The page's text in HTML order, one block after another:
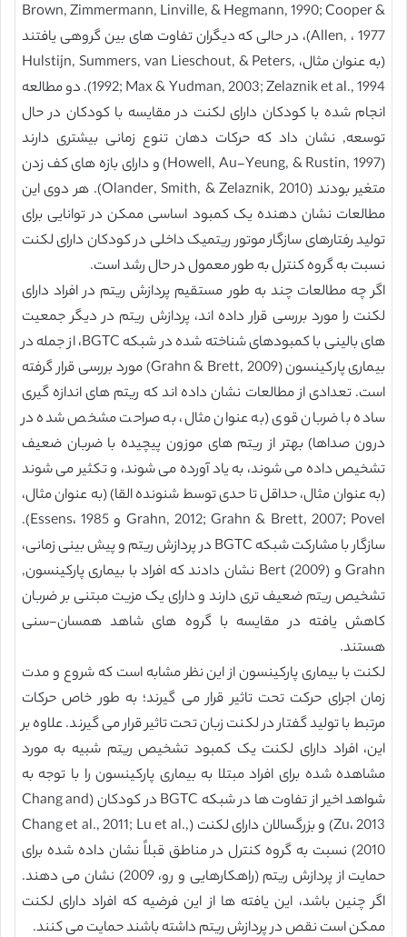
Brown, Zimmermann, Linville, & Hegmann, 1990; Cooper &
Allen, ، 1977)، در حالی که دیگران تفاوت های بین گروهی یافتند
(به عنوان مثال، Hulstijn, Summers, van Lieschout, & Peters,
1992; Max & Yudman, 2003; Zelaznik et al., 1994). دو مطالعه
انجام شده با کودکان دارای لکنت در مقایسه با کودکان در حال
توسعه, نشان داد که حرکات دهان تنوع زمانی بیشتری دارند
(Howell, Au-Yeung, & Rustin, 1997) و دارای بازه های کف زدن
متغیر بودند (Olander, Smith, & Zelaznik, 2010). هر دوی این
مطالعات نشان دهنده یک کمبود اساسی ممکن در توانایی برای
تولید رفتارهای سازگار موتور ریتمیک داخلی در کودکان دارای لکنت
نسبت به گروه کنترل به طور معمول در حال رشد است.
اگر چه مطالعات چند به طور مستقیم پردازش ریتم در افراد دارای
لکنت را مورد بررسی قرار داده اند، پردازش ریتم در دیگر جمعیت
های بالینی با کمبودهای شناخته شده در شبکه BGTC، از جمله در
بیماری پارکینسون (Grahn & Brett, 2009) مورد بررسی قرار گرفته
است. تعدادی از مطالعات نشان داده اند که ریتم های اندازه گیری
ساده با ضربان قوی (به عنوان مثال، به صراحت مشخص شده در
درون صداها) بهتر از ریتم های موزون پیچیده با ضربان ضعیف
تشخیص داده می شوند، به یاد آورده می شوند، و تکثیر می شوند
(به عنوان مثال، حداقل تا حدی توسط شنونده القا) (به عنوان مثال،
Grahn, 2012; Grahn & Brett, 2007; Povel و Essens، 1985).
سازگار با مشارکت شبکه BGTC در پردازش ریتم و پیش بینی زمانی،
Grahn و Bert (2009) نشان دادند که افراد با بیماری پارکینسون,
تشخیص ریتم ضعیف تری دارند و دارای یک مزیت مبتنی بر ضربان
کاهش یافته در مقایسه با گروه های شاهد همسان-سنی
هستند.
لکنت با بیماری پارکینسون از این نظر مشابه است که شروع و مدت
زمان اجرای حرکت تحت تاثیر قرار می گیرند؛ به طور خاص حرکات
مرتبط با تولید گفتار در لکنت زبان تحت تاثیر قرار می گیرند. علاوه بر
این، افراد دارای لکنت یک کمبود تشخیص ریتم شبیه به مورد
مشاهده شده برای افراد مبتلا به بیماری پارکینسون را با توجه به
شواهد اخیر از تفاوت ها در شبکه BGTC در کودکان (Chang and
Zu، 2013) و بزرگسالان دارای لکنت (Chang et al., 2011; Lu et al.,
2010) نسبت به گروه کنترل در مناطق قبلاً نشان داده شده برای
حمایت از پردازش ریتم (راهکارهایی و رو، 2009) نشان می دهند.
اگر چنین باشد، این یافته ها از این فرضیه که افراد دارای لکنت
ممکن است نقص در پردازش ریتم داشته باشند حمایت می کنند.